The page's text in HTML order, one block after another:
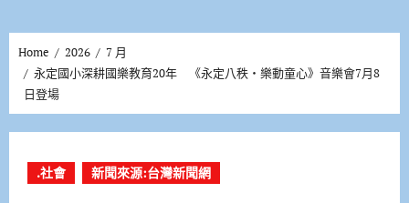
Home 2026
7 月
永定國小深耕國樂教育20年 《永定八秩・樂動童心》音樂會7月8
日登場
.社會 新聞來源:台灣新聞網